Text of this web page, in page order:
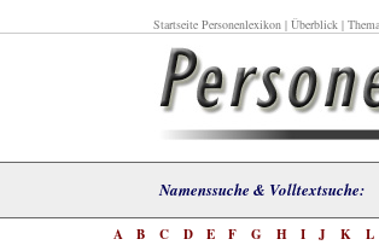
Startseite Personenlexikon| Überblick|
Namenssuche & Volltextsuche:
A B C D E F G H I J K L